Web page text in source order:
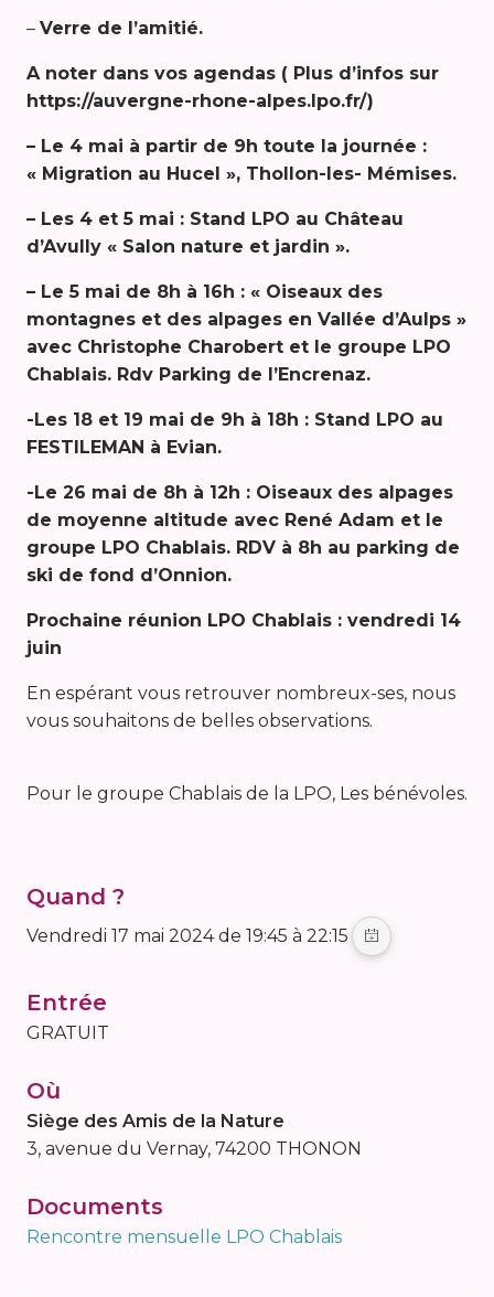
– Verre de l’amitié.
A noter dans vos agendas ( Plus d’infos sur
https://auvergne-rhone-alpes.lpo.fr/)
– Le 4 mai à partir de 9h toute la journée :
« Migration au Hucel », Thollon-les- Mémises.
– Les 4 et 5 mai : Stand LPO au Château
d’Avully « Salon nature et jardin ».
– Le 5 mai de 8h à 16h : « Oiseaux des
montagnes et des alpages en Vallée d’Aulps »
avec Christophe Charobert et le groupe LPO
Chablais. Rdv Parking de l’Encrenaz.
-Les 18 et 19 mai de 9h à 18h : Stand LPO au
FESTILEMAN à Evian.
-Le 26 mai de 8h à 12h : Oiseaux des alpages
de moyenne altitude avec René Adam et le
groupe LPO Chablais. RDV à 8h au parking de
ski de fond d’Onnion.
Prochaine réunion LPO Chablais : vendredi 14
juin
En espérant vous retrouver nombreux-ses, nous
vous souhaitons de belles observations.
Pour le groupe Chablais de la LPO, Les bénévoles.
Quand ?
vendredi 17 mai 2024 de 19:45 à 22:15
Entrée
GRATUIT
Où
Siège des Amis de la Nature
3, avenue du Vernay, 74200 THONON
Documents
Rencontre mensuelle LPO Chablais